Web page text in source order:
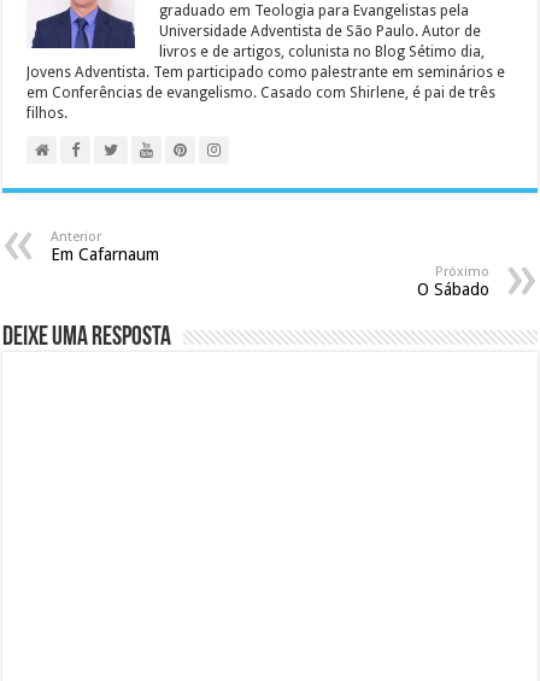
graduado em Teologia para Evangelistas pela
Universidade Adventista de São Paulo. Autor de
livros e de artigos, colunista no Blog Sétimo dia,
Jovens Adventista. Tem participado como palestrante em seminários e
em Conferências de evangelismo. Casado com Shirlene, é pai de três
filhos.
Anterior
Em Cafarnaum
Próximo
O Sábado
Deixe uma resposta